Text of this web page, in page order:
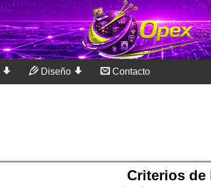
Diseño Contacto
Criterios de